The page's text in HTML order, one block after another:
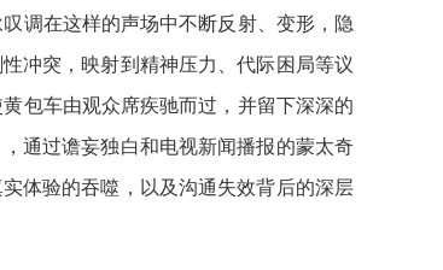
调在这样的声场中不断反射、变形，隐
冲突，映射到精神压力、代际困局等议
包车由观众席疾驰而过，并留下深深的
通过谵妄独白和电视新闻播报的蒙太奇
体验的吞噬，以及沟通失效背后的深层